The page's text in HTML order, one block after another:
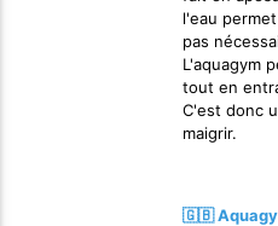
l'eau
pas
L'aquagym
tout en
C'est donc
maigrir.
🇬🇧